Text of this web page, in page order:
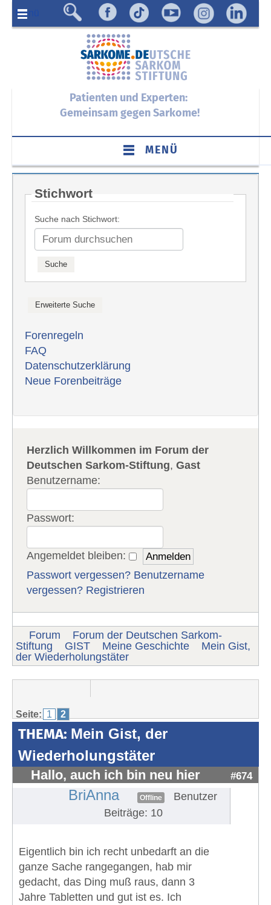
Menü
Patienten und Experten:
Gemeinsam gegen Sarkome!
MENÜ
Stichwort
Suche nach Stichwort:
Forenregeln
FAQ
Datenschutzerklärung
Neue Forenbeiträge
Herzlich Willkommen im Forum der
Deutschen Sarkom-Stiftung,Gast
Benutzername:
Passwort:
Angemeldet bleiben:
Passwort vergessen? Benutzername
vergessen? Registrieren
Forum
Forum der Deutschen Sarkom-
Stiftung
GIST Meine Geschichte
Mein Gist,
der Wiederholungstäter
Seite: 1 2
THEMA: Mein Gist, der
Wiederholungstäter
Hallo, auch ich bin neu hier #674
BriAnna Offline
Benutzer
Beiträge: 10
Eigentlich bin ich recht unbedarft an die
ganze Sache rangegangen, hab mir
gedacht, das Ding muß raus, dann 3
Jahre Tabletten und gut ist es. Ich